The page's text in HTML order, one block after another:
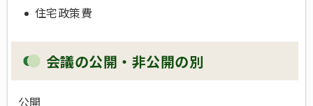
住宅政策費
会議の公開・非公開の別
公開